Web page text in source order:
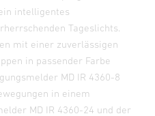
intelligentes
Tageslichts.
mit einer zuverlässigen
in passender Farbe
MD IR 4360-8
in einem
MD IR 4360-24 und der